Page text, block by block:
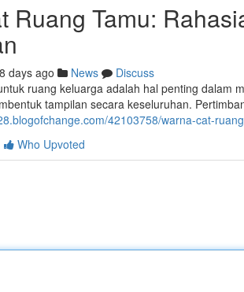
Ruang Tamu:
days ago News
Discuss
ruang keluarga adalah hal penting dalam
tampilan secara keseluruhan.
42103758/warna-cat-
Who Upvoted